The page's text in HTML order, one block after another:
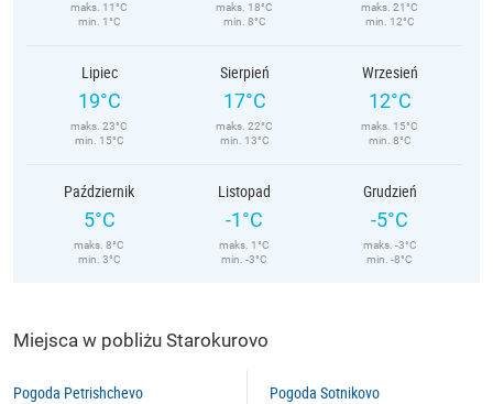
maks. 11°C
min. 1°C
maks. 18°C
min. 8°C
maks. 21°C
min. 12°C
Lipiec
19°C
maks. 23°C
min. 15°C
Sierpień
17°C
maks. 22°C
min. 13°C
Wrzesień
12°C
maks. 15°C
min. 8°C
Październik
5°C
maks. 8°C
min. 3°C
Listopad
-1°C
maks. 1°C
min. -3°C
Grudzień
-5°C
maks. -3°C
min. -8°C
Miejsca w pobliżu Starokurovo
Pogoda Petrishchevo Pogoda Sotnikovo